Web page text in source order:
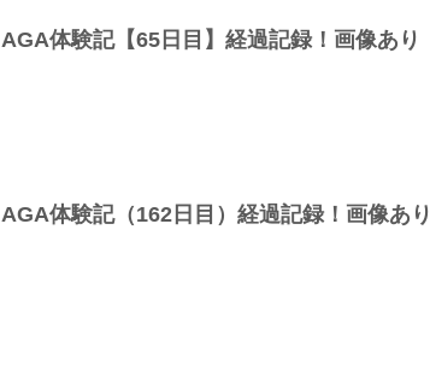
AGA体験記【65日目】経過記録！画像あり
AGA体験記（162日目）経過記録！画像あり